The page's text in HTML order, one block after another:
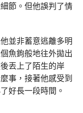
節。但他誤判了情
並非蓄意逃離多明
魚鉤般地往外拋出
丟上了陌生的岸
事，接著他感受到
好長一段時間。